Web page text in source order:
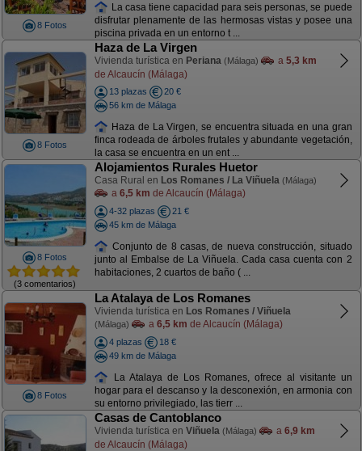
8 Fotos
La casa tiene capacidad para seis personas, se puede
disfrutar plenamente de las hermosas vistas y posee una
piscina privada en un entorno t ...
8 Fotos
Haza de La Virgen
Vivienda turística en Periana (Málaga) a 5,3 km
de Alcaucín (Málaga)
13 plazas
20 €
56 km de Málaga
Haza de La Virgen, se encuentra situada en una gran
finca rodeada de árboles frutales y abundante vegetación,
la casa se encuentra en un ent ...
8 Fotos
(3 comentarios)
Alojamientos Rurales Huetor
Casa Rural en Los Romanes / La Viñuela (Málaga)
a 6,5 km de Alcaucín (Málaga)
4-32 plazas
21 €
45 km de Málaga
Conjunto de 8 casas, de nueva construcción, situado
junto al Embalse de La Viñuela. Cada casa cuenta con 2
habitaciones, 2 cuartos de baño ( ...
8 Fotos
La Atalaya de Los Romanes
Vivienda turística en Los Romanes / Viñuela
(Málaga) a 6,5 km de Alcaucín (Málaga)
4 plazas
18 €
49 km de Málaga
La Atalaya de Los Romanes, ofrece al visitante un
hogar para el descanso y la desconexión, en armonia con
su entorno privilegiado, las tierr ...
Casas de Cantoblanco
Vivienda turística en Viñuela (Málaga) a 6,9 km
de Alcaucín (Málaga)